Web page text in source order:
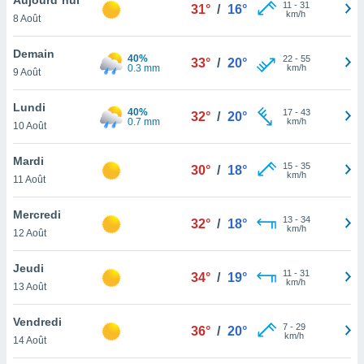
et
»,
au
vous
qu'ils
ou
le
ainsi
un
la
du
8 Août
31° / 16° 11 - 31
km/h
Demain
9 Août
40%
0.3 mm
33° / 20° 22- 55
km/h
Lundi
10 Août
40%
0.7 mm
32° / 20° 17- 43
km/h
Mardi
11 Août
30° / 18° 15- 35
km/h
Mercredi
12 Août
32° / 18° 13- 34
km/h
Jeudi
13 Août
34° / 19° 11 - 31
km/h
Vendredi
14 Août
36° / 20° 7- 29
km/h